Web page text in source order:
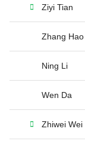
Ziyi Tian
Zhang Hao
Ning Li
Wen Da
Zhiwei Wei